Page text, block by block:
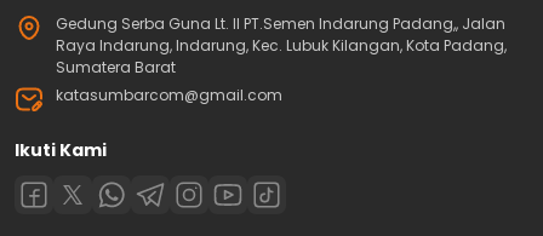
Gedung Serba Guna Lt. II PT.Semen Indarung Padang,, Jalan
Raya Indarung, Indarung, Kec. Lubuk Kilangan, Kota Padang,
Sumatera Barat
katasumbarcom@gmail.com
Ikuti Kami